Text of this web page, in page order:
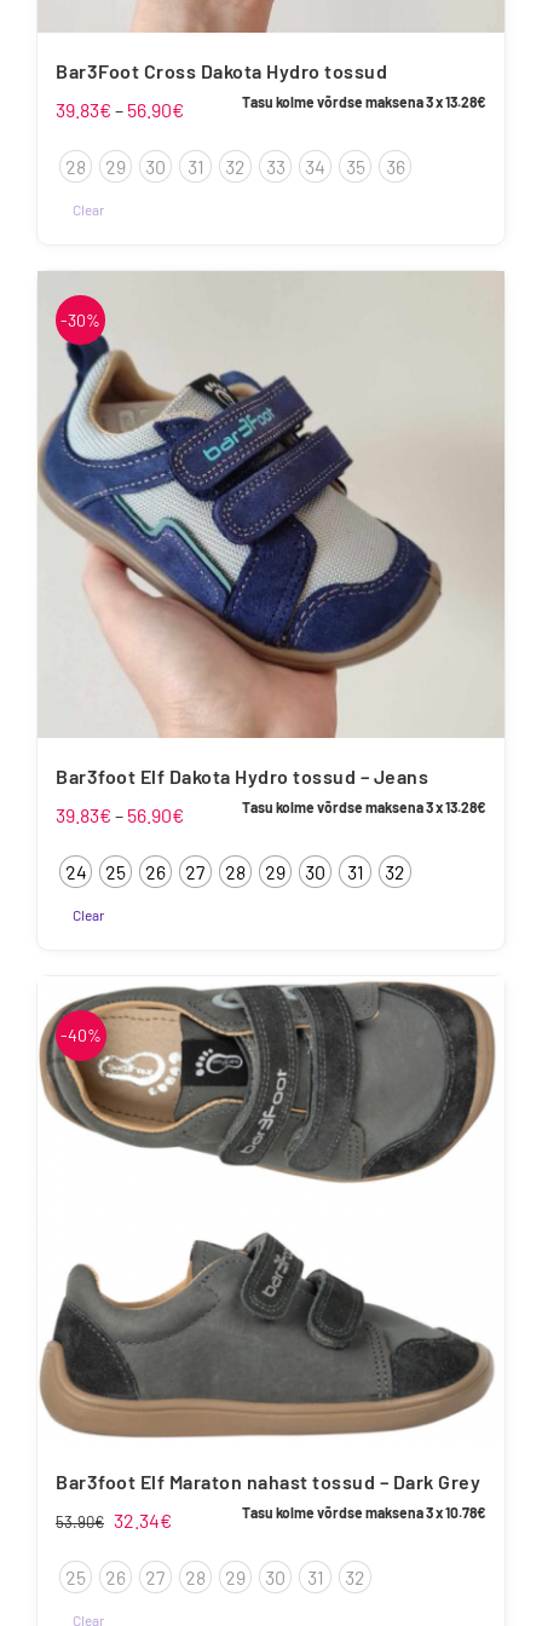
Bar3Foot Cross Dakota Hydro tossud
39.83€ – 56.90€ Hinnavahemik:
kuni
Tasu kolme võrdse maksena 3 x13.28€
28 29 30 31 32 33 34 35 36
Clear
tootel
on
mitu
varianti.
Valikuid
saab
teha
tootelehel.
-30%
Bar3foot Elf Dakota Hydro tossud – Jeans
39.83€ – 56.90€ Hinnavahemik:
kuni
Tasu kolme võrdse maksena 3 x13.28€
24 25 26 27 28 29 30 31 32
Clear
on
mitu
varianti.
Valikuid
saab
-40%
Bar3foot Elf Maraton nahast tossud – Dark Grey
53.90€ Algne
oli:
32.34€ Praegune
on:
Tasu kolme võrdse maksena 3 x10.78€
25 26 27 28 29 30 31 32
Clear